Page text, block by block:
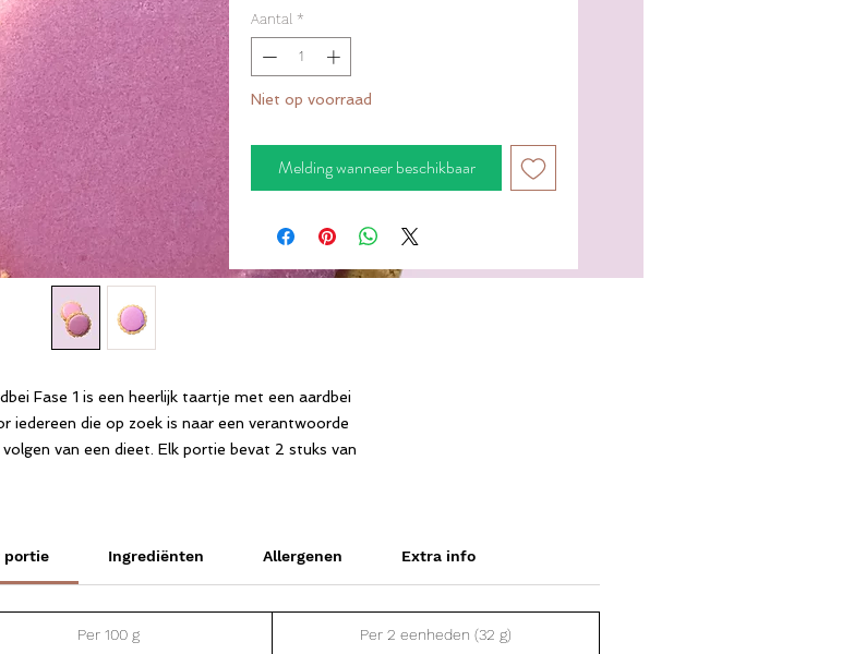
Aantal *
Niet op voorraad
Melding wanneer beschikbaar
Fase 1 is een heerlijk taartje met een aardbei
iedereen die op zoek is naar een verantwoorde
van een dieet. Elk portie bevat 2 stuks van
het afvallen kunt genieten van een smaakvol
geeft een vleugje zomer aan je dag,
Fase 1 en verwen jezelf zonder je dieet te hoeven
portie Ingrediënten Allergenen Extra info
Per 100 g Per 2 eenheden (32 g)